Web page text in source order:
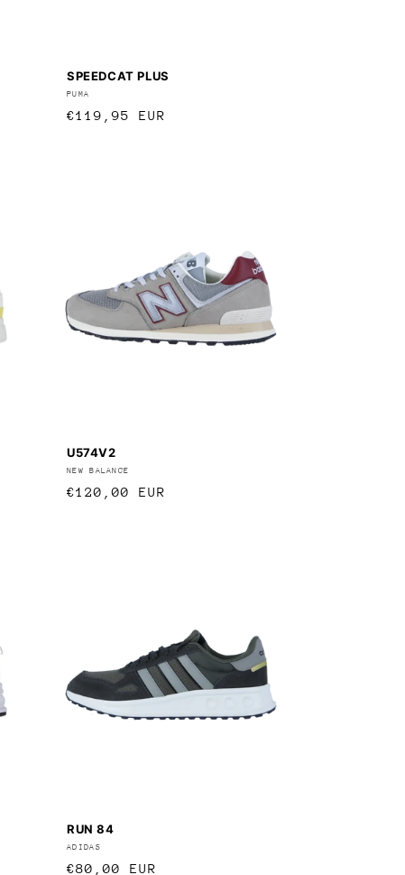
SPEEDCAT PLUS
Anbieter:
PUMA
Normaler
€119,95 EUR
U574V2
Anbieter:
NEW BALANCE
Normaler
€120,00 EUR
RUN 84
Anbieter:
ADIDAS
Normaler
€80,00 EUR